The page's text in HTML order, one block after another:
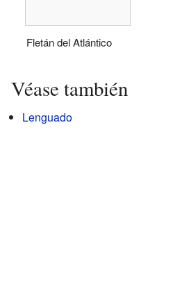
Fletán del Atlántico
Véase también
Lenguado